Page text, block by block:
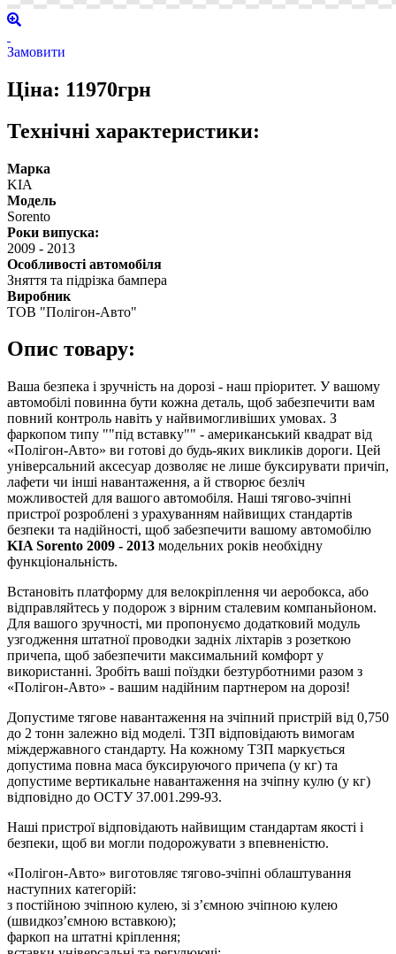
Замовити
Ціна: 11970грн
Технічні характеристики:
Марка
KIA
Модель
Sorento
Роки випуска:
2009 - 2013
Особливості автомобіля
Зняття та підрізка бампера
Виробник
ТОВ "Полігон-Авто"
Опис товару:
Ваша безпека і зручність на дорозі - наш пріоритет. У вашому
автомобілі повинна бути кожна деталь, щоб забезпечити вам
повний контроль навіть у найвимогливіших умовах. З
фаркопом типу ""під вставку"" - американський квадрат від
«Полігон-Авто» ви готові до будь-яких викликів дороги. Цей
універсальний аксесуар дозволяє не лише буксирувати причіп,
лафети чи інші навантаження, а й створює безліч
можливостей для вашого автомобіля. Наші тягово-зчіпні
пристрої розроблені з урахуванням найвищих стандартів
безпеки та надійності, щоб забезпечити вашому автомобілю
KIA Sorento 2009 - 2013 модельних років необхідну
функціональність.
Встановіть платформу для велокріплення чи аеробокса, або
відправляйтесь у подорож з вірним сталевим компаньйоном.
Для вашого зручності, ми пропонуємо додатковий модуль
узгодження штатної проводки задніх ліхтарів з розеткою
причепа, щоб забезпечити максимальний комфорт у
використанні. Зробіть ваші поїздки безтурботними разом з
«Полігон-Авто» - вашим надійним партнером на дорозі!
Допустиме тягове навантаження на зчіпний пристрій від 0,750
до 2 тонн залежно від моделі. ТЗП відповідають вимогам
міждержавного стандарту. На кожному ТЗП маркується
допустима повна маса буксируючого причепа (у кг) та
допустиме вертикальне навантаження на зчіпну кулю (у кг)
відповідно до ОСТУ 37.001.299-93.
Наші пристрої відповідають найвищим стандартам якості і
безпеки, щоб ви могли подорожувати з впевненістю.
«Полігон-Авто» виготовляє тягово-зчіпні облаштування
наступних категорій:
з постійною зчіпною кулею, зі з’ємною зчіпною кулею
(швидкоз’ємною вставкою);
фаркоп на штатні кріплення;